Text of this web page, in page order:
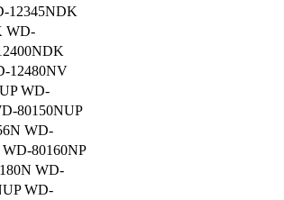
12345NDK
WD-
12480NV
WD-
80150NUP
WD-
80160NP
WD-
WD-